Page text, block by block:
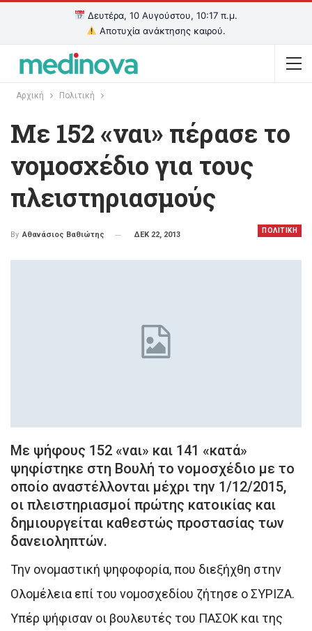
Δευτέρα, 10 Αυγούστου, 10:17 π.μ.
Αποτυχία ανάκτησης καιρού.
Αρχική Πολιτική
Με 152 «ναι» πέρασε το
νομοσχέδιο για τους
πλειστηριασμούς
ΠΟΛΙΤΙΚΗ
By Αθανάσιος Βαθιώτης ΔΕΚ 22, 2013
Με ψήφους 152 «ναι» και 141 «κατά»
ψηφίστηκε στη Βουλή το νομοσχέδιο με το
οποίο αναστέλλονται μέχρι την 1/12/2015,
οι πλειστηριασμοί πρώτης κατοικίας και
δημιουργείται καθεστώς προστασίας των
δανειοληπτών.
Την ονομαστική ψηφοφορία, που διεξήχθη στην
Ολομέλεια επί του νομοσχεδίου ζήτησε ο ΣΥΡΙΖΑ.
Υπέρ ψήφισαν οι βουλευτές του ΠΑΣΟΚ και της